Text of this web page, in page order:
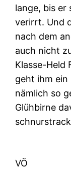
lange, bis er
verirrt. Und
nach dem
auch nicht
Klasse-Held
geht ihm
nämlich so
Glühbirne
VÖ